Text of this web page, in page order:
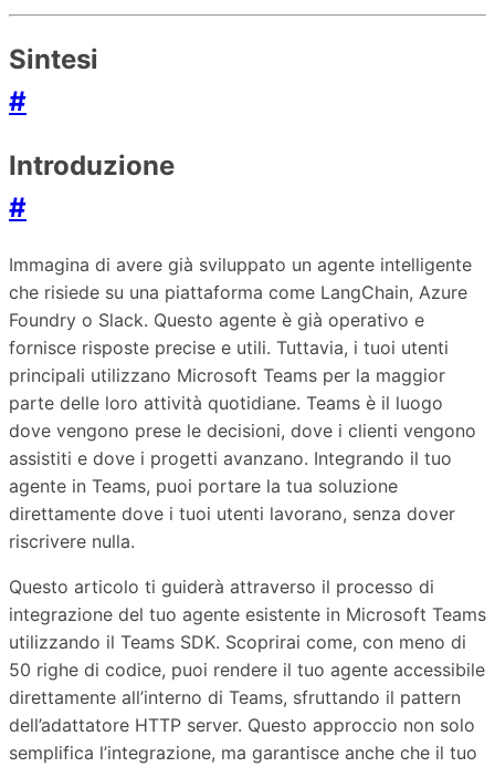
Sintesi
#
Introduzione
#
Immagina di avere già sviluppato un agente intelligente
che risiede su una piattaforma come LangChain, Azure
Foundry o Slack. Questo agente è già operativo e
fornisce risposte precise e utili. Tuttavia, i tuoi utenti
principali utilizzano Microsoft Teams per la maggior
parte delle loro attività quotidiane. Teams è il luogo
dove vengono prese le decisioni, dove i clienti vengono
assistiti e dove i progetti avanzano. Integrando il tuo
agente in Teams, puoi portare la tua soluzione
direttamente dove i tuoi utenti lavorano, senza dover
riscrivere nulla.
Questo articolo ti guiderà attraverso il processo di
integrazione del tuo agente esistente in Microsoft Teams
utilizzando il Teams SDK. Scoprirai come, con meno di
50 righe di codice, puoi rendere il tuo agente accessibile
direttamente all’interno di Teams, sfruttando il pattern
dell’adattatore HTTP server. Questo approccio non solo
semplifica l’integrazione, ma garantisce anche che il tuo